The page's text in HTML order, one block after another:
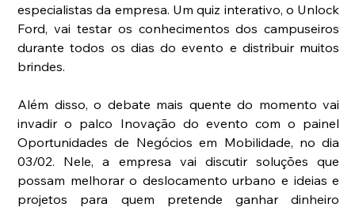
especialistas da empresa. Um quiz interativo, o Unlock
Ford, vai testar os conhecimentos dos campuseiros
durante todos os dias do evento e distribuir muitos
brindes.
Além disso, o debate mais quente do momento vai
invadir o palco Inovação do evento com o painel
Oportunidades de Negócios em Mobilidade, no dia
03/02. Nele, a empresa vai discutir soluções que
possam melhorar o deslocamento urbano e ideias e
projetos para quem pretende ganhar dinheiro